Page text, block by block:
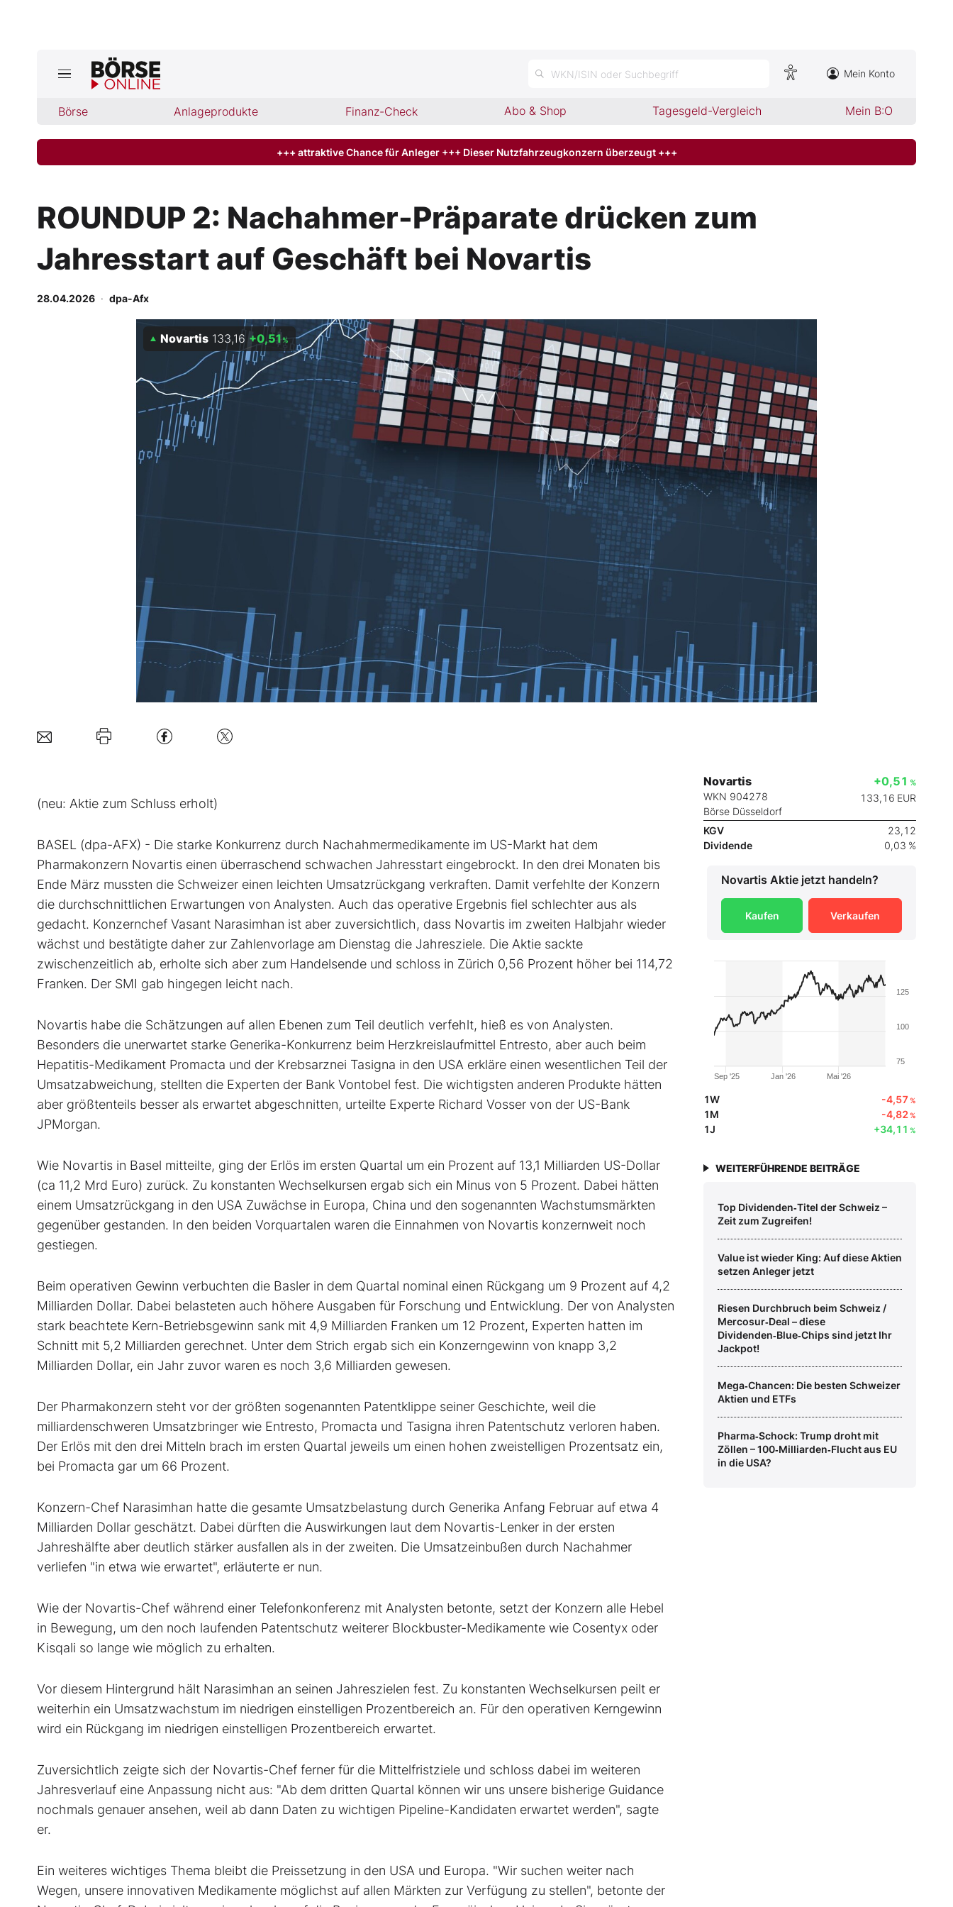
WKN/ISIN oder Suchbegriff Mein Konto
Börse Anlageprodukte Finanz-Check Abo & Shop Tagesgeld-Vergleich Mein B:O
Jetzt aktuelle Ausgabe BÖRSE ONLINE lesen
Finanz-Check
Abo & Shop
BO-Musterdepots
Experten
Mein B:O
Mein Konto
+++ attraktive Chance für Anleger +++ Dieser Nutzfahrzeugkonzern überzeugt +++
ROUNDUP 2: Nachahmer-Präparate drücken zum
Jahresstart auf Geschäft bei Novartis
28.04.2026 · dpa-Afx
Novartis 133,16 +0,51%
(neu: Aktie zum Schluss erholt)
BASEL (dpa-AFX) - Die starke Konkurrenz durch Nachahmermedikamente im US-Markt hat dem
Pharmakonzern Novartis einen überraschend schwachen Jahresstart eingebrockt. In den drei Monaten bis
Ende März mussten die Schweizer einen leichten Umsatzrückgang verkraften. Damit verfehlte der Konzern
die durchschnittlichen Erwartungen von Analysten. Auch das operative Ergebnis fiel schlechter aus als
gedacht. Konzernchef Vasant Narasimhan ist aber zuversichtlich, dass Novartis im zweiten Halbjahr wieder
wächst und bestätigte daher zur Zahlenvorlage am Dienstag die Jahresziele. Die Aktie sackte
zwischenzeitlich ab, erholte sich aber zum Handelsende und schloss in Zürich 0,56 Prozent höher bei 114,72
Franken. Der SMI gab hingegen leicht nach.
Novartis habe die Schätzungen auf allen Ebenen zum Teil deutlich verfehlt, hieß es von Analysten.
Besonders die unerwartet starke Generika-Konkurrenz beim Herzkreislaufmittel Entresto, aber auch beim
Hepatitis-Medikament Promacta und der Krebsarznei Tasigna in den USA erkläre einen wesentlichen Teil der
Umsatzabweichung, stellten die Experten der Bank Vontobel fest. Die wichtigsten anderen Produkte hätten
aber größtenteils besser als erwartet abgeschnitten, urteilte Experte Richard Vosser von der US-Bank
JPMorgan.
Wie Novartis in Basel mitteilte, ging der Erlös im ersten Quartal um ein Prozent auf 13,1 Milliarden US-Dollar
(ca 11,2 Mrd Euro) zurück. Zu konstanten Wechselkursen ergab sich ein Minus von 5 Prozent. Dabei hätten
einem Umsatzrückgang in den USA Zuwächse in Europa, China und den sogenannten Wachstumsmärkten
gegenüber gestanden. In den beiden Vorquartalen waren die Einnahmen von Novartis konzernweit noch
gestiegen.
Beim operativen Gewinn verbuchten die Basler in dem Quartal nominal einen Rückgang um 9 Prozent auf 4,2
Milliarden Dollar. Dabei belasteten auch höhere Ausgaben für Forschung und Entwicklung. Der von Analysten
stark beachtete Kern-Betriebsgewinn sank mit 4,9 Milliarden Franken um 12 Prozent, Experten hatten im
Schnitt mit 5,2 Milliarden gerechnet. Unter dem Strich ergab sich ein Konzerngewinn von knapp 3,2
Milliarden Dollar, ein Jahr zuvor waren es noch 3,6 Milliarden gewesen.
Der Pharmakonzern steht vor der größten sogenannten Patentklippe seiner Geschichte, weil die
milliardenschweren Umsatzbringer wie Entresto, Promacta und Tasigna ihren Patentschutz verloren haben.
Der Erlös mit den drei Mitteln brach im ersten Quartal jeweils um einen hohen zweistelligen Prozentsatz ein,
bei Promacta gar um 66 Prozent.
Konzern-Chef Narasimhan hatte die gesamte Umsatzbelastung durch Generika Anfang Februar auf etwa 4
Milliarden Dollar geschätzt. Dabei dürften die Auswirkungen laut dem Novartis-Lenker in der ersten
Jahreshälfte aber deutlich stärker ausfallen als in der zweiten. Die Umsatzeinbußen durch Nachahmer
verliefen "in etwa wie erwartet", erläuterte er nun.
Wie der Novartis-Chef während einer Telefonkonferenz mit Analysten betonte, setzt der Konzern alle Hebel
in Bewegung, um den noch laufenden Patentschutz weiterer Blockbuster-Medikamente wie Cosentyx oder
Kisqali so lange wie möglich zu erhalten.
Vor diesem Hintergrund hält Narasimhan an seinen Jahreszielen fest. Zu konstanten Wechselkursen peilt er
weiterhin ein Umsatzwachstum im niedrigen einstelligen Prozentbereich an. Für den operativen Kerngewinn
wird ein Rückgang im niedrigen einstelligen Prozentbereich erwartet.
Zuversichtlich zeigte sich der Novartis-Chef ferner für die Mittelfristziele und schloss dabei im weiteren
Jahresverlauf eine Anpassung nicht aus: "Ab dem dritten Quartal können wir uns unsere bisherige Guidance
nochmals genauer ansehen, weil ab dann Daten zu wichtigen Pipeline-Kandidaten erwartet werden", sagte
er.
Ein weiteres wichtiges Thema bleibt die Preissetzung in den USA und Europa. "Wir suchen weiter nach
Wegen, unsere innovativen Medikamente möglichst auf allen Märkten zur Verfügung zu stellen", betonte der
Novartis
WKN 904278
Börse Düsseldorf
+0,51 %
133,16 EUR
KGV
23,12
Dividende
0,03 %
Novartis Aktie jetzt handeln?
Kaufen Verkaufen
Jan '26
Sep '25 Mai '26
75
100
125
1W -4,57 %
1M -4,82%
1J +34,11 %
WEITERFÜHRENDE BEITRÄGE
Top Dividenden‑Titel der Schweiz –
Zeit zum Zugreifen!
Value ist wieder King: Auf diese Aktien
setzen Anleger jetzt
Riesen Durchbruch beim Schweiz /
Mercosur‑Deal – diese
Dividenden‑Blue‑Chips sind jetzt Ihr
Jackpot!
Mega‑Chancen: Die besten Schweizer
Aktien und ETFs
Pharma‑Schock: Trump droht mit
Zöllen – 100‑Milliarden‑Flucht aus EU
in die USA?